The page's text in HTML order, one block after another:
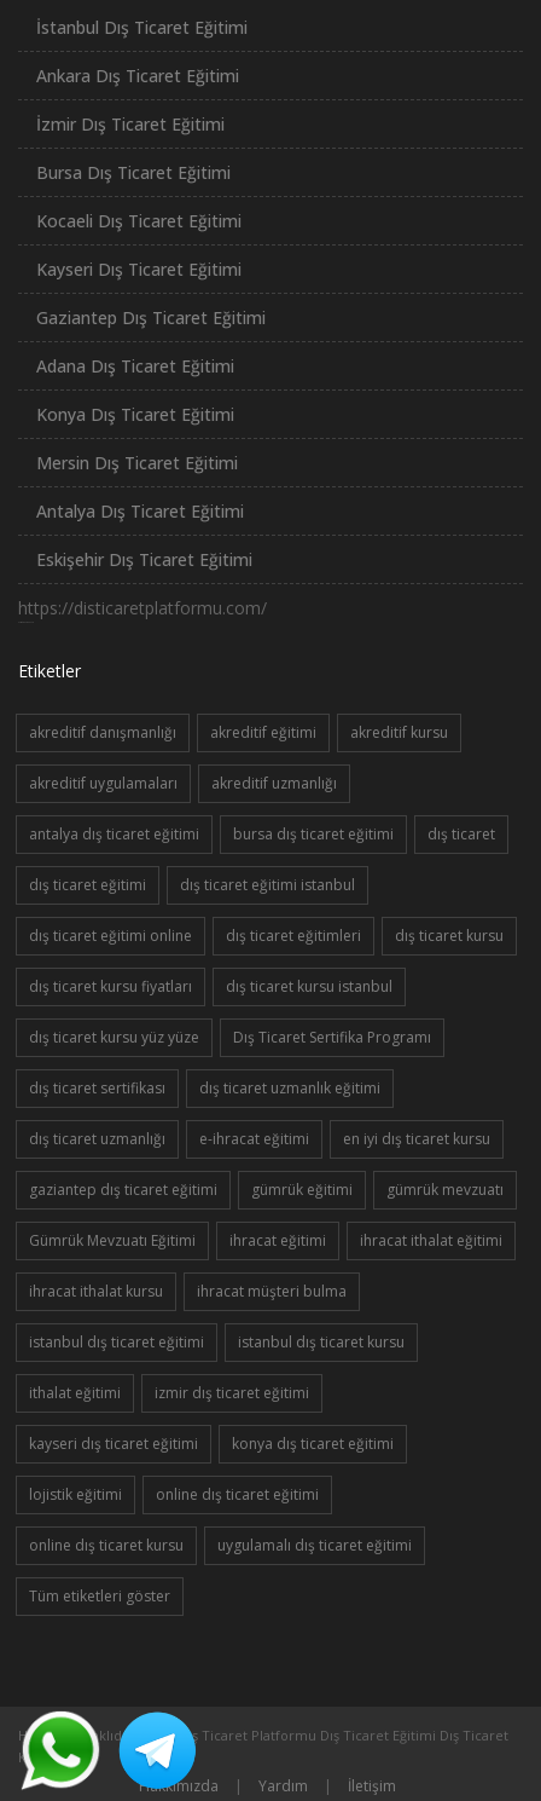
İstanbul Dış Ticaret Eğitimi
Ankara Dış Ticaret Eğitimi
İzmir Dış Ticaret Eğitimi
Bursa Dış Ticaret Eğitimi
Kocaeli Dış Ticaret Eğitimi
Kayseri Dış Ticaret Eğitimi
Gaziantep Dış Ticaret Eğitimi
Adana Dış Ticaret Eğitimi
Konya Dış Ticaret Eğitimi
Mersin Dış Ticaret Eğitimi
Antalya Dış Ticaret Eğitimi
Eskişehir Dış Ticaret Eğitimi
https://disticaretplatformu.com/
Etiketler
akreditif danışmanlığı akreditif eğitimi akreditif kursu
akreditif uygulamaları akreditif uzmanlığı
antalya dış ticaret eğitimi bursa dış ticaret eğitimi dış ticaret
dış ticaret eğitimi dış ticaret eğitimi istanbul
dış ticaret eğitimi online dış ticaret eğitimleri dış ticaret kursu
dış ticaret kursu fiyatları dış ticaret kursu istanbul
dış ticaret kursu yüz yüze Dış Ticaret Sertifika Programı
dış ticaret sertifikası dış ticaret uzmanlık eğitimi
dış ticaret uzmanlığı e-ihracat eğitimi en iyi dış ticaret kursu
gaziantep dış ticaret eğitimi gümrük eğitimi gümrük mevzuatı
Gümrük Mevzuatı Eğitimi ihracat eğitimi ihracat ithalat eğitimi
ihracat ithalat kursu ihracat müşteri bulma
istanbul dış ticaret eğitimi istanbul dış ticaret kursu
ithalat eğitimi izmir dış ticaret eğitimi
kayseri dış ticaret eğitimi konya dış ticaret eğitimi
lojistik eğitimi online dış ticaret eğitimi
online dış ticaret kursu uygulamalı dış ticaret eğitimi
Tüm etiketleri göster
Her Hakkı Saklıdır ©2005 Dış Ticaret Platformu Dış Ticaret Eğitimi Dış Ticaret
Kursu
Hakkımızda | Yardım | İletişim